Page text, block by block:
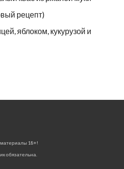
рецепт)
яблоком, кукурузой и
материалы 18+!
обязательна.